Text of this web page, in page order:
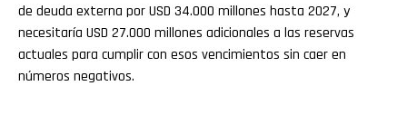
de deuda externa por USD 34.000 millones hasta 2027, y
necesitaría USD 27.000 millones adicionales a las reservas
actuales para cumplir con esos vencimientos sin caer en
números negativos.